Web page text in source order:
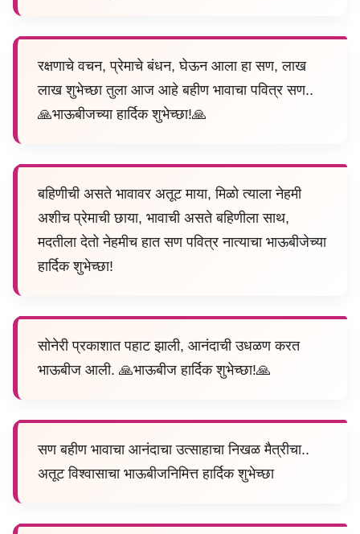
रक्षणाचे वचन, प्रेमाचे बंधन, घेऊन आला हा सण, लाख
लाख शुभेच्छा तुला आज आहे बहीण भावाचा पवित्र सण..
🙏भाऊबीजच्या हार्दिक शुभेच्छा!🙏
बहिणीची असते भावावर अतूट माया, मिळो त्याला नेहमी
अशीच प्रेमाची छाया, भावाची असते बहिणीला साथ,
मदतीला देतो नेहमीच हात सण पवित्र नात्याचा भाऊबीजेच्या
हार्दिक शुभेच्छा!
सोनेरी प्रकाशात पहाट झाली, आनंदाची उधळण करत
भाऊबीज आली. 🙏भाऊबीज हार्दिक शुभेच्छा!🙏
सण बहीण भावाचा आनंदाचा उत्साहाचा निखळ मैत्रीचा..
अतूट विश्वासाचा भाऊबीजनिमित्त हार्दिक शुभेच्छा